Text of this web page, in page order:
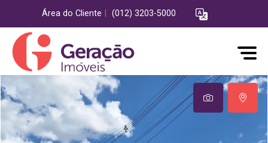
Área do Cliente (012) 3203-5000